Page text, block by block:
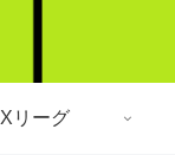
Xリーグ